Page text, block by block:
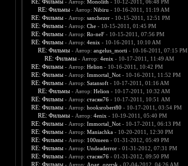
RE: Фильмы - Автор: Monolith - 10-12-2011, 06:48 PM
RE: Фильмы - Автор: Nibiru - 10-16-2011, 11:19 AM
RE: Фильмы - Автор: sanchezer- 10-15-2011, 12:51 PM
RE: Фильмы - Автор: Che- 10-15-2011, 01:45 PM
RE: Фильмы - Автор: Ro-neF- 10-15-2011, 07:56 PM
RE: Фильмы - Автор: 4enix - 10-16-2011, 10:10 AM
RE: Фильмы - Автор: angelus_morti - 10-16-2011, 07:15 PM
RE: Фильмы - Автор: 4enix - 10-17-2011, 11:49 AM
RE: Фильмы - Автор: Helion - 10-16-2011, 10:42 PM
RE: Фильмы - Автор: Immortal_Not- 10-16-2011, 11:52 PM
RE: Фильмы - Автор: Satansoft- 10-17-2011, 01:16 AM
RE: Фильмы - Автор: Helion - 10-17-2011, 10:32 AM
RE: Фильмы - Автор: стасян76- 10-17-2011, 10:51 AM
RE: Фильмы - Автор: hooksrobert80 - 10-17-2011, 03:54 PM
RE: Фильмы - Автор: 4enix - 10-19-2011, 05:40 PM
RE: Фильмы - Автор: Immortal_Not- 10-17-2011, 06:13 PM
RE: Фильмы - Автор: Maniachka- 10-20-2011, 12:30 PM
RE: Фильмы - Автор: 100meen - 01-31-2012, 05:49 PM
RE: Фильмы - Автор: Undeaderror- 01-31-2012, 07:31 PM
RE: Фильмы - Автор: стасян76- 01-31-2012, 09:50 PM
RE: Фильмы - Автор: Apag_ozersk - 02-04-2012, 04:26 AM